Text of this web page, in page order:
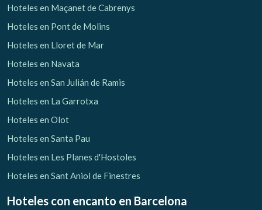
Hoteles en Maçanet de Cabrenys
Hoteles en Pont de Molins
Hoteles en Lloret de Mar
Hoteles en Navata
Hoteles en San Julián de Ramis
Hoteles en La Garrotxa
Hoteles en Olot
Hoteles en Santa Pau
Hoteles en Les Planes d'Hostoles
Hoteles en Sant Aniol de Finestres
Hoteles con encanto en Barcelona